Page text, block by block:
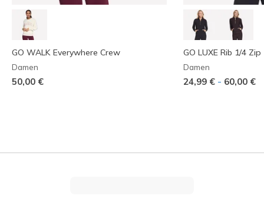
GO WALK Everywhere Crew
Damen
50,00 €
GO LUXE Rib 1/4 Zip
Damen
24,99 € - 60,00 €